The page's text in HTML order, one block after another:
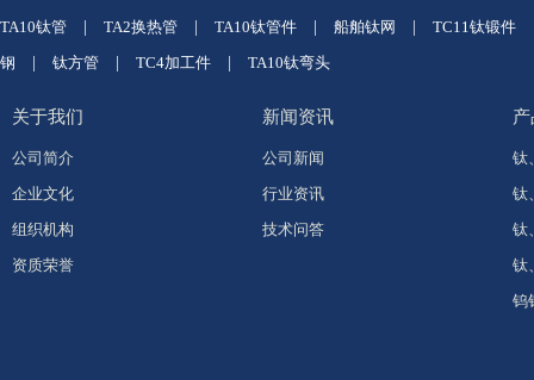
TA10钛管 TA2换热管 TA10钛管件 船舶钛网 TC11钛锻件
钢
钛方管 TC4加工件 TA10钛弯头
关于我们
公司简介
企业文化
组织机构
资质荣誉
新闻资讯
公司新闻
行业资讯
技术问答
钛
钛
钛
钛
钨